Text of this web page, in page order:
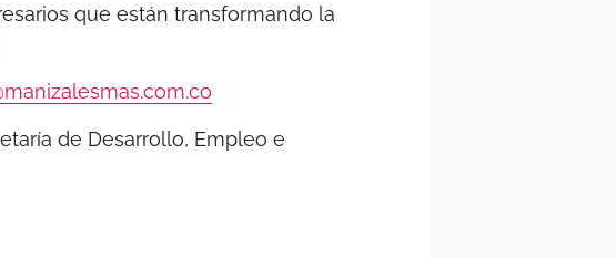
que están transformando la
de Desarrollo, Empleo e